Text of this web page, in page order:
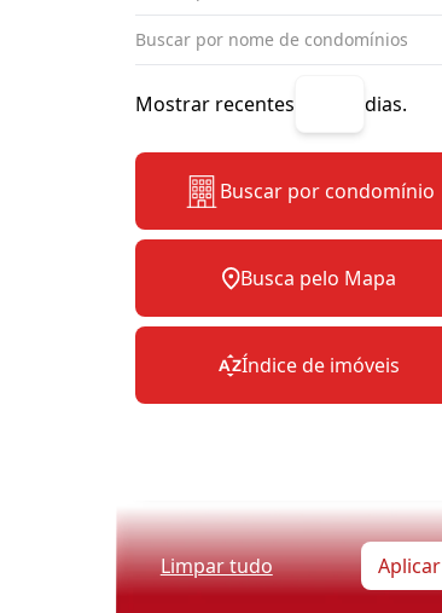
Mostrar recentes dias.
Buscar por condomínio
Busca pelo Mapa
Índice de imóveis
Limpar tudo Aplicar